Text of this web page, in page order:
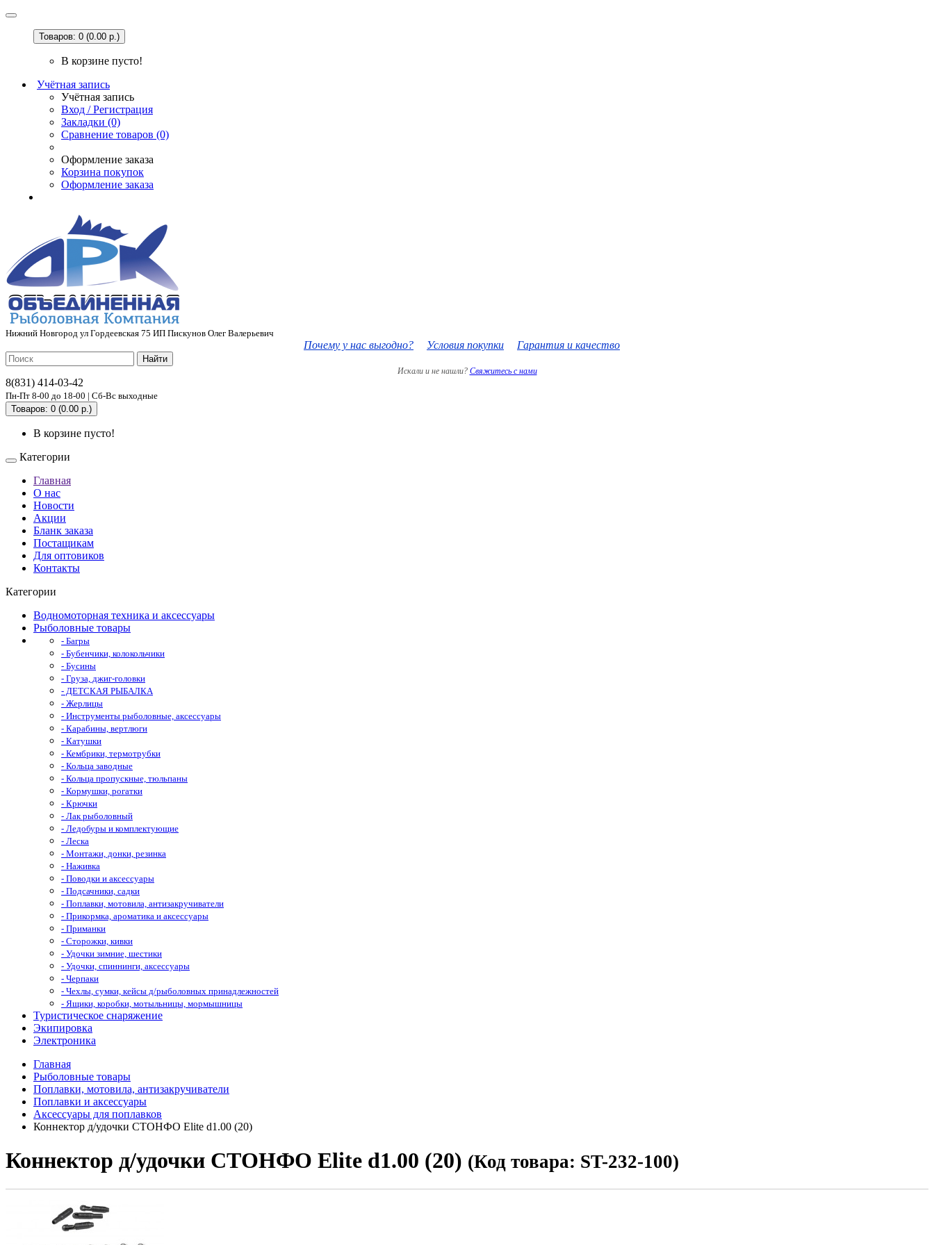
Товаров: 0 (0.00 р.)
В корзине пусто!
Учётная запись
Учётная запись
Вход / Регистрация
Закладки (0)
Сравнение товаров (0)
Оформление заказа
Корзина покупок
Оформление заказа
Нижний Новгород ул Гордеевская 75 ИП Пискунов Олег Валерьевич
Почему у нас выгодно? Условия покупки Гарантия и качество
Найти
Искали и не нашли? Свяжитесь с нами
8(831) 414-03-42
Пн-Пт 8-00 до 18-00 | Сб-Вс выходные
Товаров: 0 (0.00 р.)
В корзине пусто!
Категории
Главная
О нас
Новости
Акции
Бланк заказа
Постащикам
Для оптовиков
Контакты
Категории
Водномоторная техника и аксессуары
Рыболовные товары
- Багры
- Бубенчики, колокольчики
- Бусины
- Груза, джиг-головки
- ДЕТСКАЯ РЫБАЛКА
- Жерлицы
- Инструменты рыболовные, аксессуары
- Карабины, вертлюги
- Катушки
- Кембрики, термотрубки
- Кольца заводные
- Кольца пропускные, тюльпаны
- Кормушки, рогатки
- Крючки
- Лак рыболовный
- Ледобуры и комплектующие
- Леска
- Монтажи, донки, резинка
- Наживка
- Поводки и аксессуары
- Подсачники, садки
- Поплавки, мотовила, антизакручиватели
- Прикормка, ароматика и аксессуары
- Приманки
- Сторожки, кивки
- Удочки зимние, шестики
- Удочки, спиннинги, аксессуары
- Черпаки
- Чехлы, сумки, кейсы д/рыболовных принадлежностей
- Ящики, коробки, мотыльницы, мормышницы
Туристическое снаряжение
Экипировка
Электроника
Главная
Рыболовные товары
Поплавки, мотовила, антизакручиватели
Поплавки и аксессуары
Аксессуары для поплавков
Коннектор д/удочки СТОНФО Elite d1.00 (20)
Коннектор д/удочки СТОНФО Elite d1.00 (20) (Код товара: ST-232-100)